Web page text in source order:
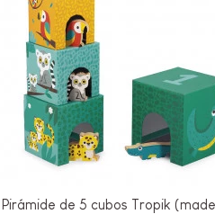
Pirámide de 5 cubos Tropik